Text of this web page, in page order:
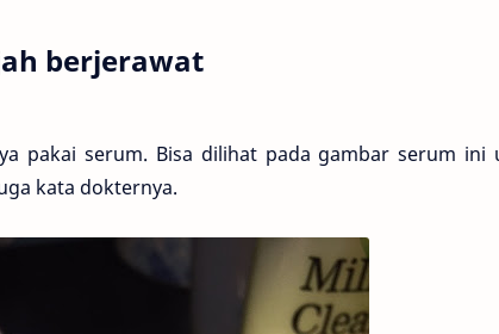
berjerawat
pakai serum. Bisa dilihat pada gambar serum ini
kata dokternya.